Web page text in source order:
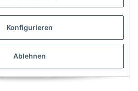
JTL-Shop|AVIA JTL-Shop Template
Konfigurieren
Ablehnen